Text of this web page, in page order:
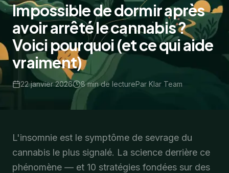
Impossible de dormir après
avoir arrêté le cannabis ?
Voici pourquoi (et ce qui aide
vraiment)
22 janvier 2026 8 min de lecturePar Klar Team
L'insomnie est le symptôme de sevrage du
cannabis le plus signalé. La science derrière ce
phénomène — et 10 stratégies fondées sur des